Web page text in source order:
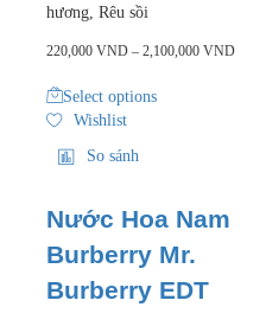
hương, Rêu sồi
220,000 VND– 2,100,000 VND
Select options
Wishlist
So sánh
Nước Hoa Nam
Burberry Mr.
Burberry EDT